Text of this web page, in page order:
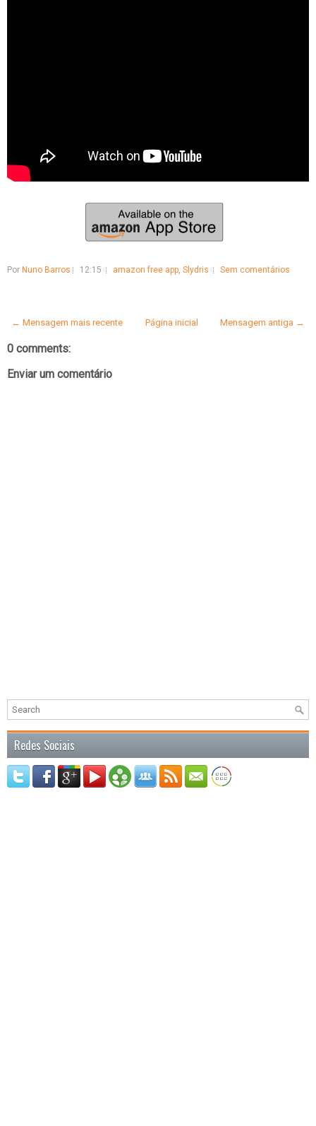
Por Nuno Barros 12:15 amazon free app, Slydris Sem comentários
← Mensagem mais recente Mensagem antiga →
Página inicial
0 comments:
Enviar um comentário
Redes Sociais